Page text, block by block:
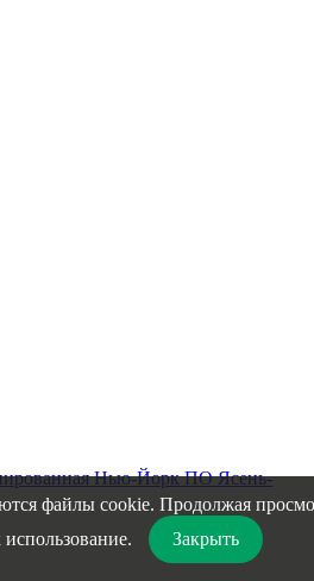
Нью-Йорк ПО Ясень-
файлы cookie. Продолжая
Закрыть